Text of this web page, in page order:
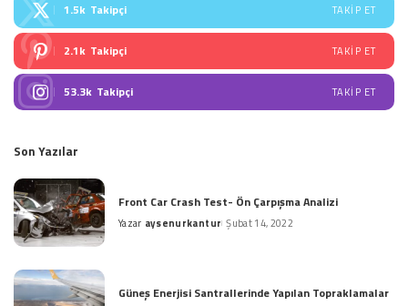
1.5k Takipçi TAKIP ET
2.1k Takipçi TAKIP ET
53.3k Takipçi TAKIP ET
Son Yazılar
Front Car Crash Test- Ön Çarpışma Analizi
Posted
Yazar aysenurkantur Şubat 14, 2022
Güneş Enerjisi Santrallerinde Yapılan Topraklamalar